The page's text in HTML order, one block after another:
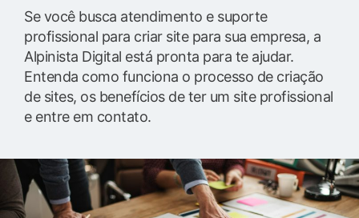
Se você busca atendimento e suporte
profissional para criar site para sua empresa, a
Alpinista Digital está pronta para te ajudar.
Entenda como funciona o processo de criação
de sites, os benefícios de ter um site profissional
e entre em contato.